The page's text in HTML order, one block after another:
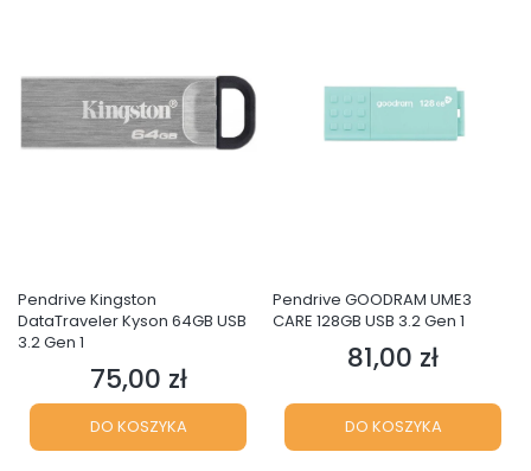
Pendrive Kingston
DataTraveler Kyson 64GB USB
3.2 Gen 1
Cena
75,00 zł
DO KOSZYKA
Pendrive GOODRAM UME3
CARE 128GB USB 3.2 Gen 1
Cena
81,00 zł
DO KOSZYKA